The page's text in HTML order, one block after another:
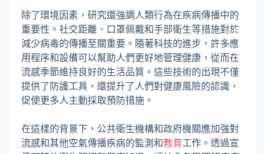
除了環境因素，研究還強調人類行為在疾病傳播中的
重要性。社交距離、口罩佩戴和手部衛生等措施對於
減少病毒的傳播至關重要。隨著科技的進步，許多應
用程序和設備可以幫助人們更好地管理健康，從而在
流感季節維持良好的生活品質。這些技術的出現不僅
提供了防護工具，還提升了人們對健康風險的認識，
促使更多人主動採取預防措施。
在這樣的背景下，公共衛生機構和政府機關應加強對
流感和其他空氣傳播疾病的監測和教育工作。透過宣